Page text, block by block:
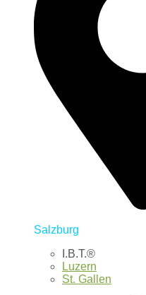
Salzburg
I.B.T.®
Luzern
St. Gallen